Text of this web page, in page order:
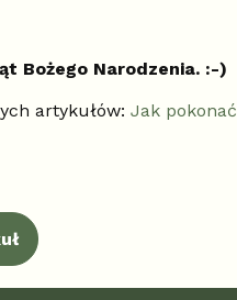
Bożego Narodzenia. :-)
artykułów: Jak pokonać